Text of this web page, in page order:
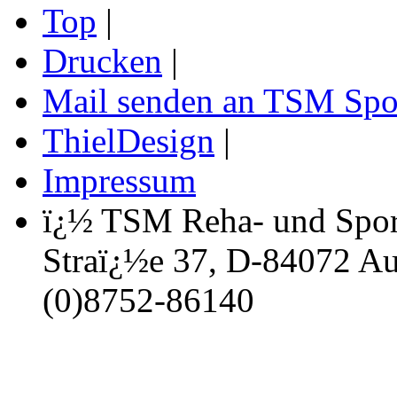
Top |
Drucken |
Mail senden an TSM
ThielDesign |
Impressum
ï¿½ TSM Reha- und
Straï¿½e 37, D-84072
(0)8752-86140